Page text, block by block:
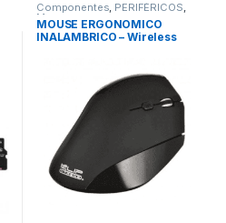
Componentes, PERIFÉRICOS,
Mouse
MOUSE ERGONOMICO
INALAMBRICO – Wireless